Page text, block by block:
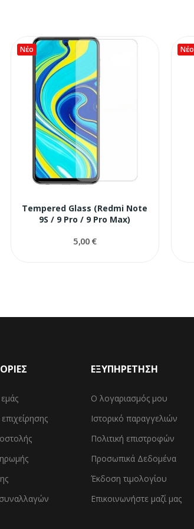
Νέο
Tempered Glass (Redmi Note
9S / 9 Pro / 9 Pro Max)
5,00 €
Νέο
ΕΞΥΠΗΡΕΤΗΣΗ
Ο λογαριασμός μου
Ιστορικό παραγγελιών
Πολιτική επιστροφών
Προσωπικά Δεδομένα
Έκδοση τιμολογίου
Επικοινωνήστε μαζί μας